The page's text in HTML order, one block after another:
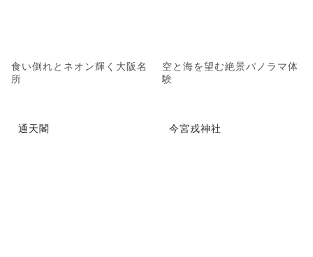
食い倒れとネオン輝く大阪名
所
空と海を望む絶景パノラマ体
験
通天閣 今宮戎神社